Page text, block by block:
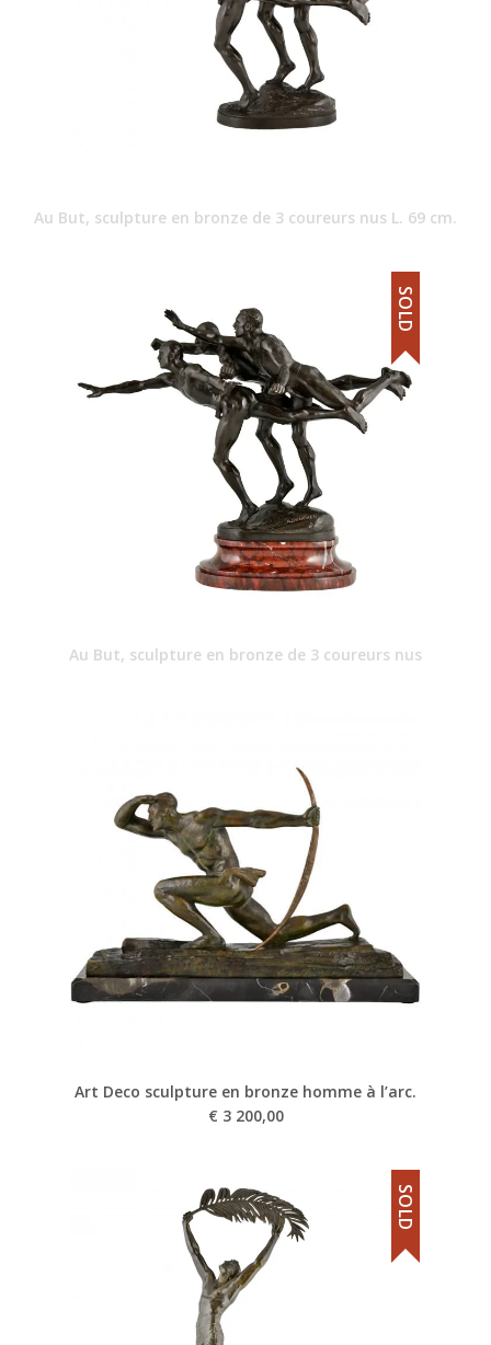
Au But, sculpture en bronze de 3 coureurs nus L. 69 cm.
Au But, sculpture en bronze de 3 coureurs nus
SOLD
Art Deco sculpture en bronze homme à l’arc.
€ 3 200,00
SOLD